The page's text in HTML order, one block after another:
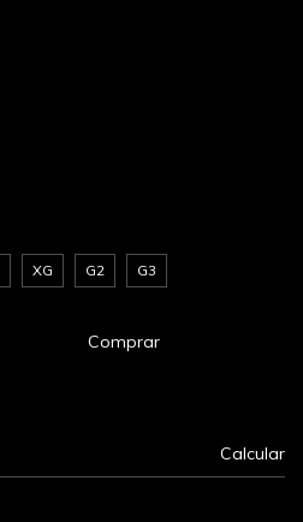
XG G2 G3
Calcular